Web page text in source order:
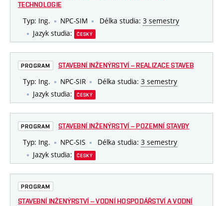
TECHNOLOGIE
Typ: Ing. NPC-SIM Délka studia: 3 semestry
Jazyk studia:
ČESKÝ
PROGRAM STAVEBNÍ INŽENÝRSTVÍ – REALIZACE STAVEB
Typ: Ing. NPC-SIR Délka studia: 3 semestry
Jazyk studia:
ČESKÝ
PROGRAM STAVEBNÍ INŽENÝRSTVÍ – POZEMNÍ STAVBY
Typ: Ing. NPC-SIS Délka studia: 3 semestry
Jazyk studia:
ČESKÝ
PROGRAM
STAVEBNÍ INŽENÝRSTVÍ – VODNÍ HOSPODÁŘSTVÍ A VODNÍ